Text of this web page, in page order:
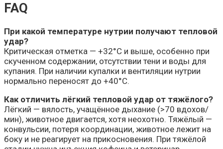
FAQ
При какой температуре нутрии получают тепловой
удар?
Критическая отметка — +32°C и выше, особенно при
скученном содержании, отсутствии тени и воды для
купания. При наличии купалки и вентиляции нутрии
нормально переносят до +40°C.
Как отличить лёгкий тепловой удар от тяжёлого?
Лёгкий — вялость, учащённое дыхание (>70 вдохов/
мин), животное двигается, хотя неохотно. Тяжёлый —
конвульсии, потеря координации, животное лежит на
боку и не реагирует на прикосновения. При тяжёлой